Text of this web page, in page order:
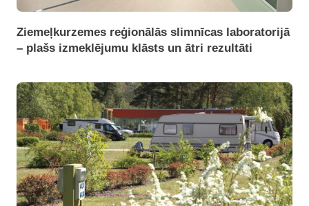
Ziemeļkurzemes reģionālās slimnīcas laboratorijā
– plašs izmeklējumu klāsts un ātri rezultāti